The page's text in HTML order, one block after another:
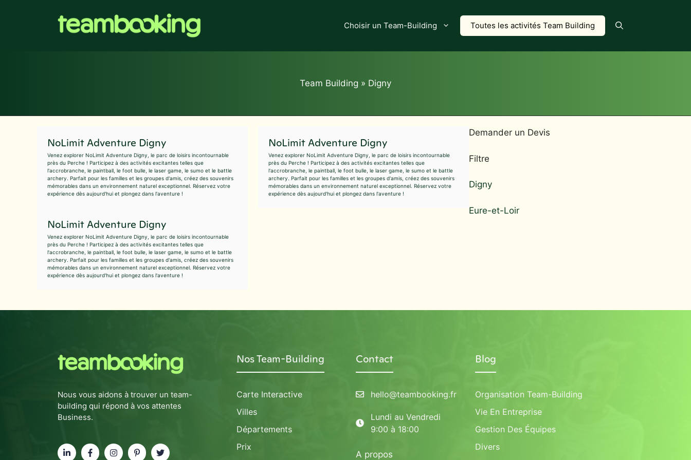
Choisir un Team-Building Toutes les activités Team Building
Team Building » Digny
NoLimit Adventure Digny
Venez explorer NoLimit Adventure Digny, le parc de loisirs incontournable
près du Perche ! Participez à des activités excitantes telles que
l'accrobranche, le paintball, le foot bulle, le laser game, le sumo et le battle
archery. Parfait pour les familles et les groupes d'amis, créez des souvenirs
mémorables dans un environnement naturel exceptionnel. Réservez votre
expérience dès aujourd'hui et plongez dans l'aventure !
NoLimit Adventure Digny
Venez explorer NoLimit Adventure Digny, le parc de loisirs incontournable
près du Perche ! Participez à des activités excitantes telles que
l'accrobranche, le paintball, le foot bulle, le laser game, le sumo et le battle
archery. Parfait pour les familles et les groupes d'amis, créez des souvenirs
mémorables dans un environnement naturel exceptionnel. Réservez votre
expérience dès aujourd'hui et plongez dans l'aventure !
NoLimit Adventure Digny
Venez explorer NoLimit Adventure Digny, le parc de loisirs incontournable
près du Perche ! Participez à des activités excitantes telles que
l'accrobranche, le paintball, le foot bulle, le laser game, le sumo et le battle
archery. Parfait pour les familles et les groupes d'amis, créez des souvenirs
mémorables dans un environnement naturel exceptionnel. Réservez votre
expérience dès aujourd'hui et plongez dans l'aventure !
Demander un Devis
Filtre
Digny
Eure-et-Loir
Nous vous aidons à trouver un team-
building qui répond à vos attentes
Business.
Nos Team-Building
Carte Interactive
Villes
Départements
Prix
Contact
hello@teambooking.fr
Lundi au Vendredi
9:00 à 18:00
A propos
Blog
Organisation Team-Building
Vie En Entreprise
Gestion Des Équipes
Divers